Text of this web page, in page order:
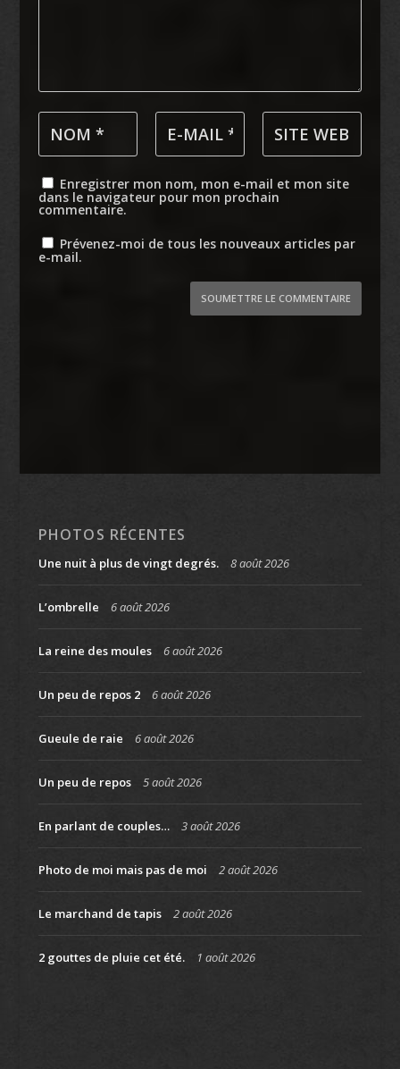
Enregistrer mon nom, mon e-mail et mon site
dans le navigateur pour mon prochain
commentaire.
Prévenez-moi de tous les nouveaux articles par
e-mail.
SOUMETTRE LE COMMENTAIRE
PHOTOS RÉCENTES
Une nuit à plus de vingt degrés. 8 août 2026
L’ombrelle 6 août 2026
La reine des moules 6 août 2026
Un peu de repos 2 6 août 2026
Gueule de raie 6 août 2026
Un peu de repos 5 août 2026
En parlant de couples… 3 août 2026
Photo de moi mais pas de moi 2 août 2026
Le marchand de tapis 2 août 2026
2 gouttes de pluie cet été. 1 août 2026